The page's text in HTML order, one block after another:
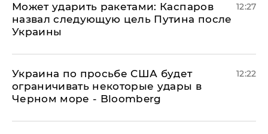
Может ударить ракетами: Каспаров
назвал следующую цель Путина после
Украины
12:27
Украина по просьбе США будет
ограничивать некоторые удары в
Черном море - Bloomberg
12:22